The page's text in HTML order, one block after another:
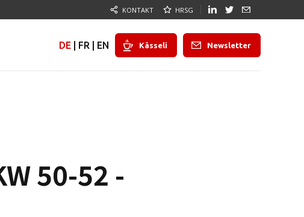
KONTAKT HRSG
DE FR EN Kässeli Newsletter
50-52 -